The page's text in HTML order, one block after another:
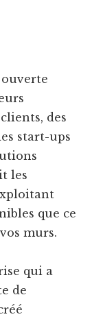
des
start-ups
les
que ce
murs.
qui a
de